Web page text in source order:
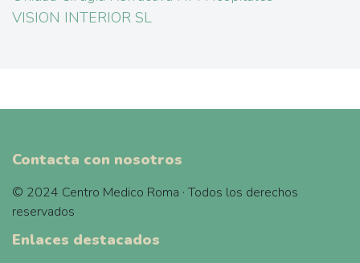
VISION INTERIOR SL
Contacta con nosotros
© 2024 Centro Medico Roma · Todos los derechos
reservados
Enlaces destacados